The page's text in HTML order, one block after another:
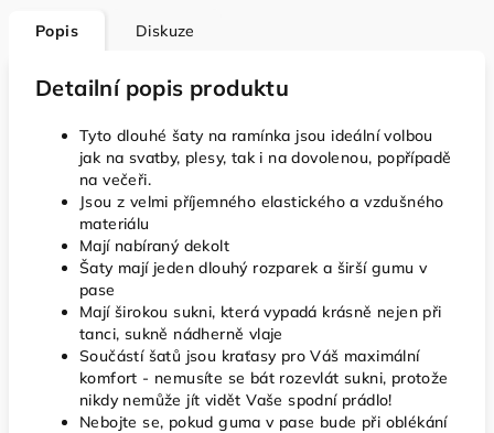
Popis Diskuze
Detailní popis produktu
Tyto dlouhé šaty na ramínka jsou ideální volbou
jak na svatby, plesy, tak i na dovolenou, popřípadě
na večeři.
Jsou z velmi příjemného elastického a vzdušného
materiálu
Mají nabíraný dekolt
Šaty mají jeden dlouhý rozparek a širší gumu v
pase
Mají širokou sukni, která vypadá krásně nejen při
tanci, sukně nádherně vlaje
Součástí šatů jsou kraťasy pro Váš maximální
komfort - nemusíte se bát rozevlát sukni, protože
nikdy nemůže jít vidět Vaše spodní prádlo!
Nebojte se, pokud guma v pase bude při oblékání